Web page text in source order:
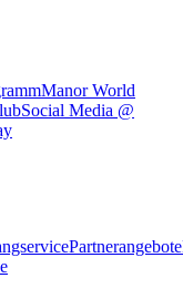
Manor World
Social Media @
Partnerangebote